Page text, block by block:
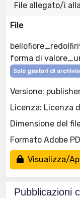
File allegato/i
File
forma di
Solo gestori di archivio
Versione:
Licenza: Licenza
Dimensione del file
Formato Adobe
Visualizza/
Pubblicazioni